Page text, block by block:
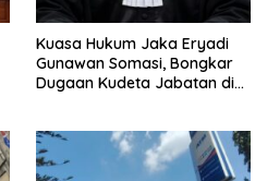
Kuasa Hukum Jaka Eryadi
Gunawan Somasi, Bongkar
Dugaan Kudeta Jabatan di